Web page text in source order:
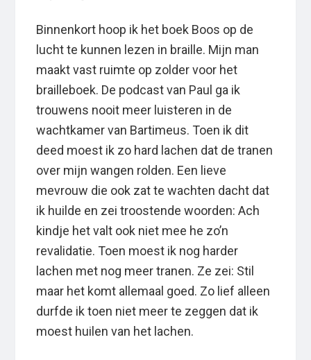
Binnenkort hoop ik het boek Boos op de
lucht te kunnen lezen in braille. Mijn man
maakt vast ruimte op zolder voor het
brailleboek. De podcast van Paul ga ik
trouwens nooit meer luisteren in de
wachtkamer van Bartimeus. Toen ik dit
deed moest ik zo hard lachen dat de tranen
over mijn wangen rolden. Een lieve
mevrouw die ook zat te wachten dacht dat
ik huilde en zei troostende woorden: Ach
kindje het valt ook niet mee he zo’n
revalidatie. Toen moest ik nog harder
lachen met nog meer tranen. Ze zei: Stil
maar het komt allemaal goed. Zo lief alleen
durfde ik toen niet meer te zeggen dat ik
moest huilen van het lachen.